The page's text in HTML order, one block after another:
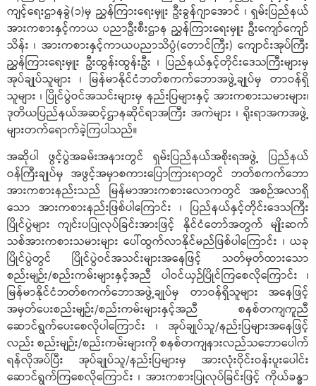
ကျင့်ရေးဌာနခွဲ(၁)မှ ညွှန်ကြားရေးမှူး ဦးခွန်ဂျာအောင် ၊ ရှမ်းပြည်နယ်
အားကစားနှင့်ကာယ ပညာဦးစီးဌာန ညွှန်ကြားရေးမှူး ဦးကျော်ကျော်
သိန်း ၊ အားကစားနှင့်ကာယပညာသိပ္ပံ(တောင်ကြီး) ကျောင်းအုပ်ကြီး
ညွှန်ကြားရေးမှူး ဦးထွန်းထွန်းဦး ၊ ပြည်နယ်နှင့်တိုင်းဒေသကြီးများမှ
အုပ်ချုပ်သူများ ၊ မြန်မာနိုင်ငံဘတ်စကက်ဘောအဖွဲ့ချုပ်မှ တာဝန်ရှိ
သူများ ၊ ပြိုင်ပွဲဝင်အသင်းများမှ နည်းပြများနှင့် အားကစားသမားများ၊
ဒုတိယပြည်နယ်အဆင့်ဌာနဆိုင်ရာအကြီး အကဲများ ၊ ရိုးရာအကအဖွဲ့
များတက်ရောက်ခဲ့ကြပါသည်။
အဆိုပါ ဖွင့်ပွဲအခမ်းအနားတွင် ရှမ်းပြည်နယ်အစိုးရအဖွဲ့ ပြည်နယ်
ဝန်ကြီးချုပ်မှ အဖွင့်အမှာစကားပြောကြားရာတွင် ဘတ်စကက်ဘော
အားကစားနည်းသည် မြန်မာအားကစားလောကတွင် အစဉ်အလာရှိ
သော အားကစားနည်းဖြစ်ပါကြောင်း ၊ ပြည်နယ်နှင့်တိုင်းဒေသကြီး
ပြိုင်ပွဲများ ကျင်းပပြုလုပ်ခြင်းအားဖြင့် နိုင်ငံတော်အတွက် မျိုးဆက်
သစ်အားကစားသမားများ ပေါ်ထွက်လာနိုင်မည်ဖြစ်ပါကြောင်း ၊ ယခု
ပြိုင်ပွဲတွင် ပြိုင်ပွဲဝင်အသင်းများအနေဖြင့် သတ်မှတ်ထားသော
စည်းမျဉ်း/စည်းကမ်းများနှင့်အညီ ပါဝင်ယှဉ်ပြိုင်ကြစေလိုကြောင်း ၊
မြန်မာနိုင်ငံဘတ်စကက်ဘောအဖွဲ့ချုပ်မှ တာဝန်ရှိသူများ အနေဖြင့်
အမှတ်ပေးစည်းမျဉ်း/စည်းကမ်းများနှင့်အညီ စနစ်တကျကူညီ
ဆောင်ရွက်ပေးစေလိုပါကြောင်း ၊ အုပ်ချုပ်သူ/နည်းပြများအနေဖြင့်
လည်း စည်းမျဉ်း/စည်းကမ်းများကို စနစ်တကျနားလည်သဘောပေါက်
ရန်လိုအပ်ပြီး အုပ်ချုပ်သူ/နည်းပြများမှ အားလုံးဝိုင်းဝန်းပူးပေါင်း
ဆောင်ရွက်ကြစေလိုကြောင်း ၊ အားကစားပြုလုပ်ခြင်းဖြင့် ကိုယ်ခန္ဓာ